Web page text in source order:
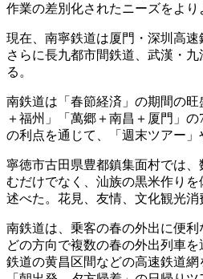
作業の差別化されたニーズをより
現在、南寧鉄道は厦門・深圳高
さらに長九都市間鉄道、武漢・
る。
南鉄道は「春節経済」の期間の
＋福州」「萬郷＋南昌＋厦門」
の利点を通じて、「週末ツアー
寧徳市古田県豊都鎮集面村では
むだけでなく、汕族の黒米作り
述べた。花見、友情、文化観光
南鉄道は、乗客の春の外出に便
どの方向で複数の春の外出列車
鉄道の黄昌区間などの高速鉄道